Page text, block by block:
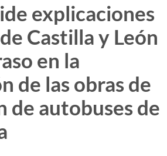
explicaciones
Castilla y León
en la
de las obras de
de autobuses de